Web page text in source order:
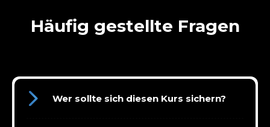
Häufig gestellte Fragen
Wer sollte sich diesen Kurs sichern?